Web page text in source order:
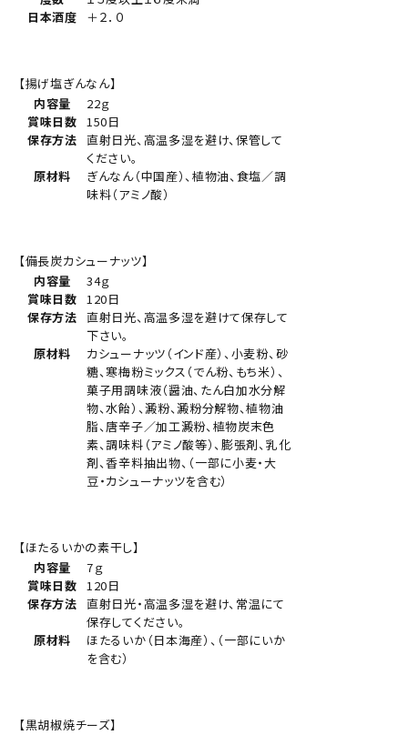
日本酒度
＋２．０
【揚げ塩ぎんなん】
内容量
22ｇ
賞味日数 150日
保存方法 直射日光、高温多湿を避け、保管して
ください。
原材料
ぎんなん（中国産）、植物油、食塩／調
味料（アミノ酸）
【備長炭カシューナッツ】
内容量
34ｇ
賞味日数 120日
保存方法 直射日光、高温多湿を避けて保存して
下さい。
原材料
カシューナッツ（インド産）、小麦粉、砂
糖、寒梅粉ミックス（でん粉、もち米）、
菓子用調味液（醤油、たん白加水分解
物、水飴）、澱粉、澱粉分解物、植物油
脂、唐辛子／加工澱粉、植物炭末色
素、調味料（アミノ酸等）、膨張剤、乳化
剤、香辛料抽出物、（一部に小麦・大
豆・カシューナッツを含む）
【ほたるいかの素干し】
内容量
7ｇ
賞味日数 120日
保存方法 直射日光・高温多湿を避け、常温にて
保存してください。
原材料
ほたるいか（日本海産）、（一部にいか
を含む）
【黒胡椒焼チーズ】